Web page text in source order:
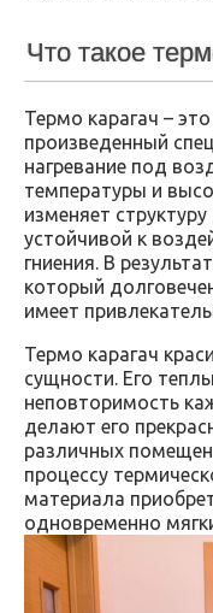
Что такое
Термо карагач –
произведенный
нагревание под
температуры и
изменяет
устойчивой к
гниения. В
который
имеет
Термо карагач
сущности. Его
неповторимость
делают его
различных
процессу
материала
одновременно